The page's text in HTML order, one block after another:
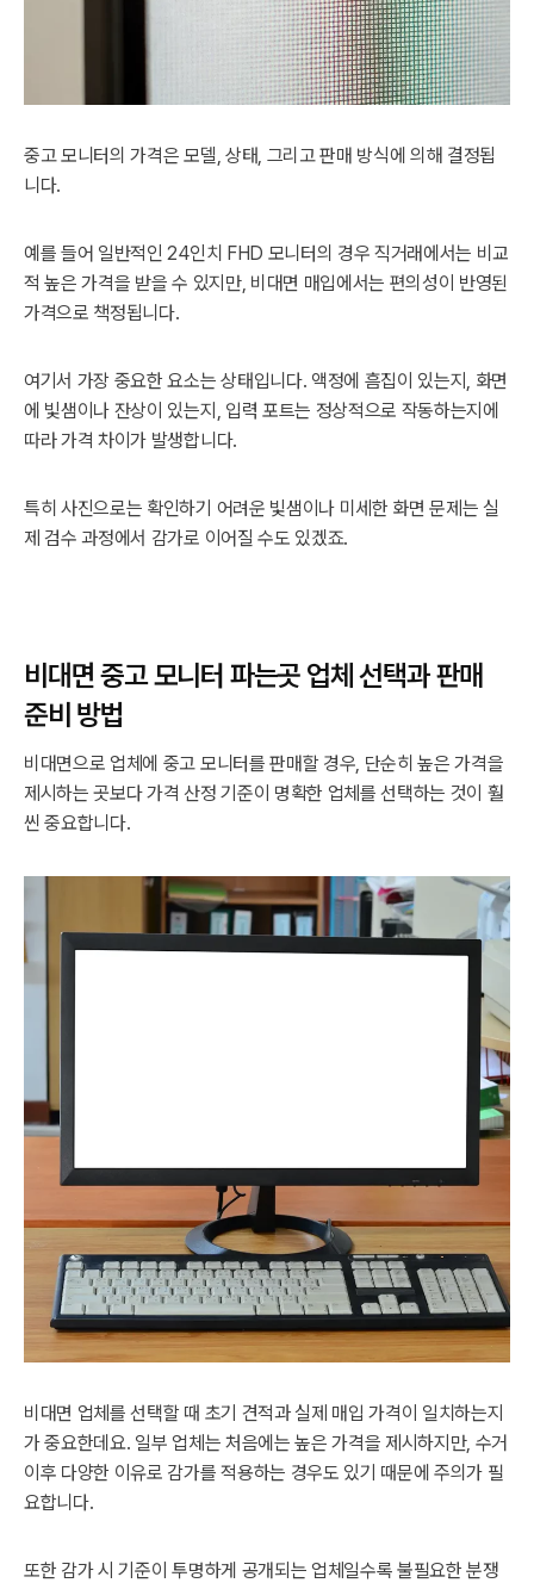
중고 모니터의 가격은 모델, 상태, 그리고 판매 방식에 의해 결정됩
니다.
예를 들어 일반적인 24인치 FHD 모니터의 경우 직거래에서는 비교
적 높은 가격을 받을 수 있지만, 비대면 매입에서는 편의성이 반영된
가격으로 책정됩니다.
여기서 가장 중요한 요소는 상태입니다. 액정에 흠집이 있는지, 화면
에 빛샘이나 잔상이 있는지, 입력 포트는 정상적으로 작동하는지에
따라 가격 차이가 발생합니다.
특히 사진으로는 확인하기 어려운 빛샘이나 미세한 화면 문제는 실
제 검수 과정에서 감가로 이어질 수도 있겠죠.
비대면 중고 모니터 파는곳 업체 선택과 판매
준비 방법
비대면으로 업체에 중고 모니터를 판매할 경우, 단순히 높은 가격을
제시하는 곳보다 가격 산정 기준이 명확한 업체를 선택하는 것이 훨
씬 중요합니다.
비대면 업체를 선택할 때 초기 견적과 실제 매입 가격이 일치하는지
가 중요한데요. 일부 업체는 처음에는 높은 가격을 제시하지만, 수거
이후 다양한 이유로 감가를 적용하는 경우도 있기 때문에 주의가 필
요합니다.
또한 감가 시 기준이 투명하게 공개되는 업체일수록 불필요한 분쟁